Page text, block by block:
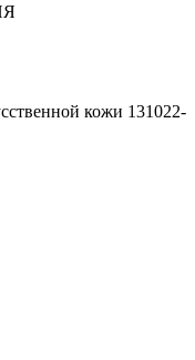
кожи 131022-